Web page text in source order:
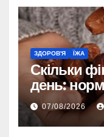
ЗДОРОВ'Я ЇЖА
Скільки
день:
енергії
07/08/2026